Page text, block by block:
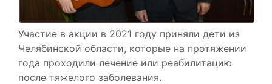
Участие в акции в 2021 году приняли дети из
Челябинской области, которые на протяжении
года проходили лечение или реабилитацию
после тяжелого заболевания.